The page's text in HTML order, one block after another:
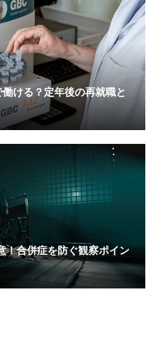
ける？定年後の再就職と
！合併症を防ぐ観察ポイン